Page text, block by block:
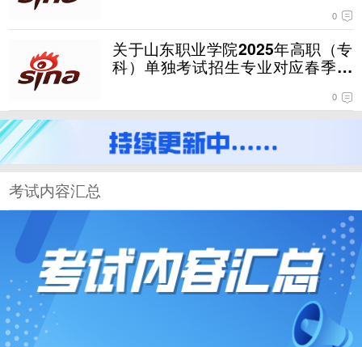
0
关于山东职业学院2025年高职（专
科）单独考试招生专业对应春季高
0
考试内容汇总
87所院校考试内容、考试时间、注意事项最新汇总！